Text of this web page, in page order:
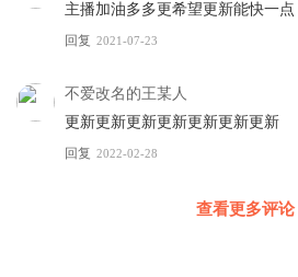
主播加油多多更希望更新能快一点
回复 2021-07-23
不爱改名的王某人
更新更新更新更新更新更新更新
回复 2022-02-28
查看更多评论